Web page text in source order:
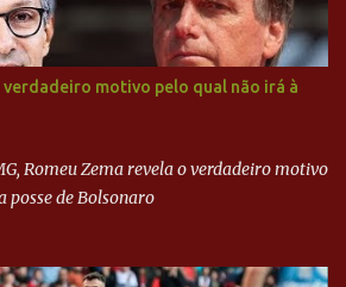
governador de São Paulo, Geraldo
deles, no entanto, disse ter negociado
Depoimentos mostram como o
a campanha de Serra em 2010 Leia
ao PSDB | VEJA.com
verdadeiro motivo pelo qual não irá à
Romeu Zema revela o verdadeiro motivo
posse de Bolsonaro